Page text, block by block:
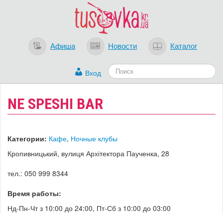
Афиша Новости Каталог
Вход
​NE SPESHI BAR
Категории: Кафе, Ночные клубы
Кропивницький, вулиця Архітектора Паученка, 28
тел.: 050 999 8344
Время работы:
Нд-Пн-Чт з 10:00 до 24:00, Пт-Сб з 10:00 до 03:00